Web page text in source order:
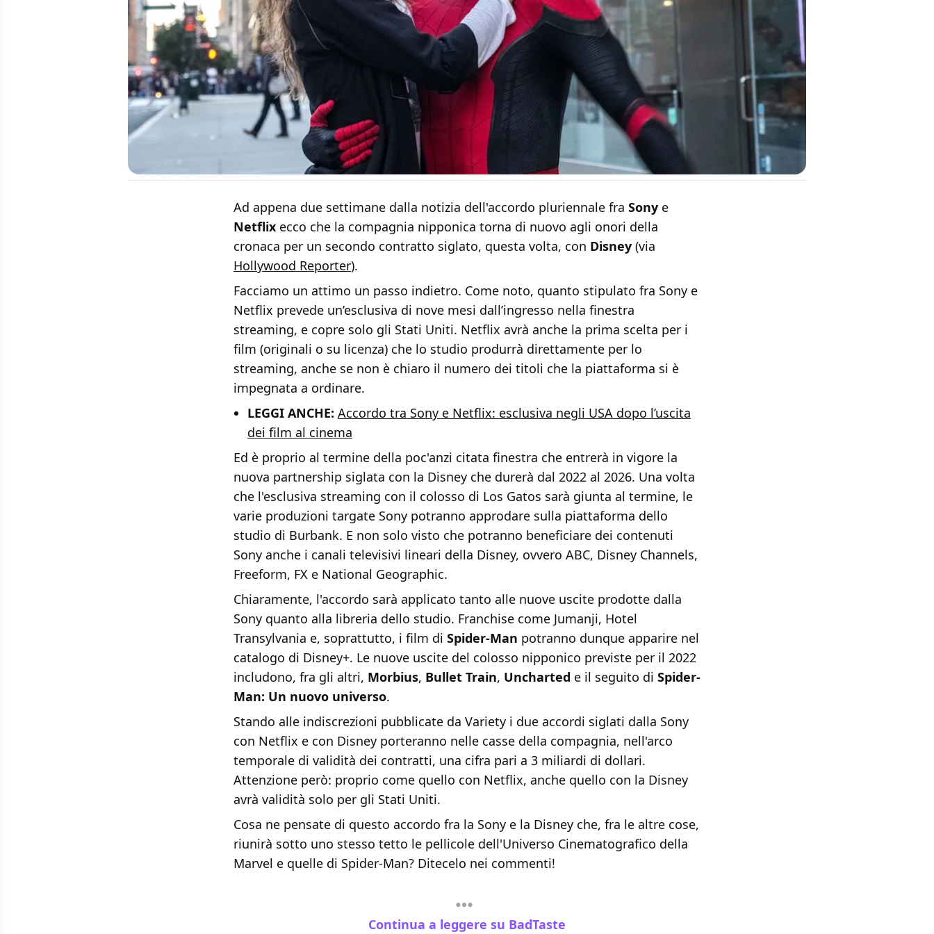
Ad appena due settimane dalla notizia dell'accordo pluriennale fra Sony e
Netflix ecco che la compagnia nipponica torna di nuovo agli onori della
cronaca per un secondo contratto siglato, questa volta, con Disney (via
Hollywood Reporter).
Facciamo un attimo un passo indietro. Come noto, quanto stipulato fra Sony e
Netflix prevede un’esclusiva di nove mesi dall’ingresso nella finestra
streaming, e copre solo gli Stati Uniti. Netflix avrà anche la prima scelta per i
film (originali o su licenza) che lo studio produrrà direttamente per lo
streaming, anche se non è chiaro il numero dei titoli che la piattaforma si è
impegnata a ordinare.
LEGGI ANCHE: Accordo tra Sony e Netflix: esclusiva negli USA dopo l’uscita
dei film al cinema
Ed è proprio al termine della poc'anzi citata finestra che entrerà in vigore la
nuova partnership siglata con la Disney che durerà dal 2022 al 2026. Una volta
che l'esclusiva streaming con il colosso di Los Gatos sarà giunta al termine, le
varie produzioni targate Sony potranno approdare sulla piattaforma dello
studio di Burbank. E non solo visto che potranno beneficiare dei contenuti
Sony anche i canali televisivi lineari della Disney, ovvero ABC, Disney Channels,
Freeform, FX e National Geographic.
Chiaramente, l'accordo sarà applicato tanto alle nuove uscite prodotte dalla
Sony quanto alla libreria dello studio. Franchise come Jumanji, Hotel
Transylvania e, soprattutto, i film di Spider-Man potranno dunque apparire nel
catalogo di Disney+. Le nuove uscite del colosso nipponico previste per il 2022
includono, fra gli altri, Morbius, Bullet Train, Uncharted e il seguito di Spider-
Man: Un nuovo universo.
Stando alle indiscrezioni pubblicate da Variety i due accordi siglati dalla Sony
con Netflix e con Disney porteranno nelle casse della compagnia, nell'arco
temporale di validità dei contratti, una cifra pari a 3 miliardi di dollari.
Attenzione però: proprio come quello con Netflix, anche quello con la Disney
avrà validità solo per gli Stati Uniti.
Cosa ne pensate di questo accordo fra la Sony e la Disney che, fra le altre cose,
riunirà sotto uno stesso tetto le pellicole dell'Universo Cinematografico della
Marvel e quelle di Spider-Man? Ditecelo nei commenti!
Continua a leggere su BadTaste